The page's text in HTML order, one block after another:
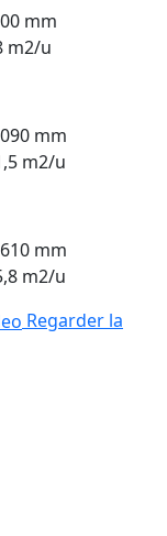
mm
m2/u
mm
m2/u
mm
m2/u
Regarder la